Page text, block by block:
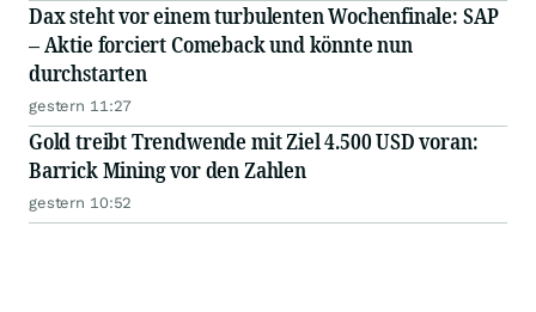
Dax steht vor einem turbulenten Wochenfinale: SAP
– Aktie forciert Comeback und könnte nun
durchstarten
gestern 11:27
Gold treibt Trendwende mit Ziel 4.500 USD voran:
Barrick Mining vor den Zahlen
gestern 10:52